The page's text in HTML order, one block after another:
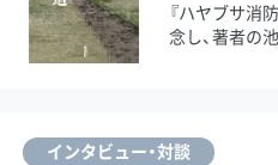
『ハヤブサ消
念し、著者の
インタビュー・対談